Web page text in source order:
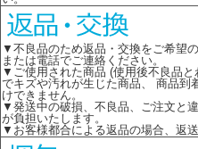
▼不良品のため返品・交換をご希望
または電話でご連絡ください。
▼ご使用された商品 (使用後不良品
でキズや汚れが生じた商品、 商品到
けできません。
▼発送中の破損、不良品、ご注文と
が負担いたします。
▼お客様都合による返品の場合、返